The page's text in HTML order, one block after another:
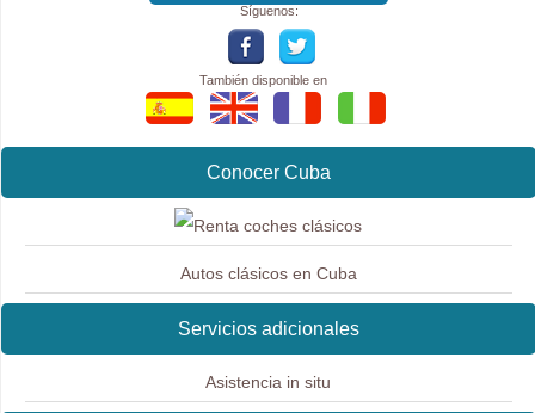
Síguenos:
También disponible en
Conocer Cuba
Autos clásicos en Cuba
Servicios adicionales
Asistencia in situ